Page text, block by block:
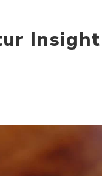
Insight